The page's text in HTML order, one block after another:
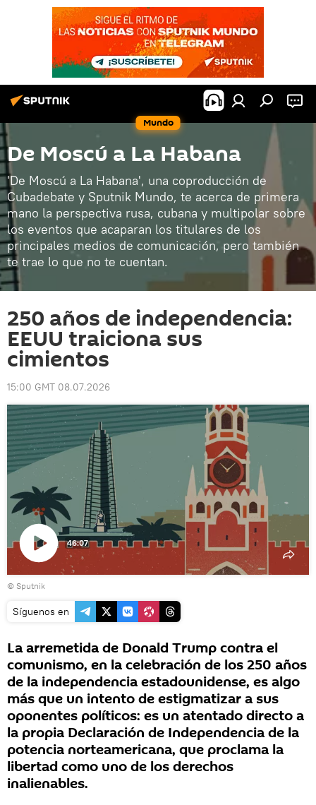
Mundo
De Moscú a La Habana
'De Moscú a La Habana', una coproducción de
Cubadebate y Sputnik Mundo, te acerca de primera
mano la perspectiva rusa, cubana y multipolar sobre
los eventos que acaparan los titulares de los
principales medios de comunicación, pero también
te trae lo que no te cuentan.
250 años de independencia:
EEUU traiciona sus
cimientos
15:00 GMT 08.07.2026
Reproducir
vídeo
46:07
© Sputnik
Síguenos en
La arremetida de Donald Trump contra el
comunismo, en la celebración de los 250 años
de la independencia estadounidense, es algo
más que un intento de estigmatizar a sus
oponentes políticos: es un atentado directo a
la propia Declaración de Independencia de la
potencia norteamericana, que proclama la
libertad como uno de los derechos
inalienables.